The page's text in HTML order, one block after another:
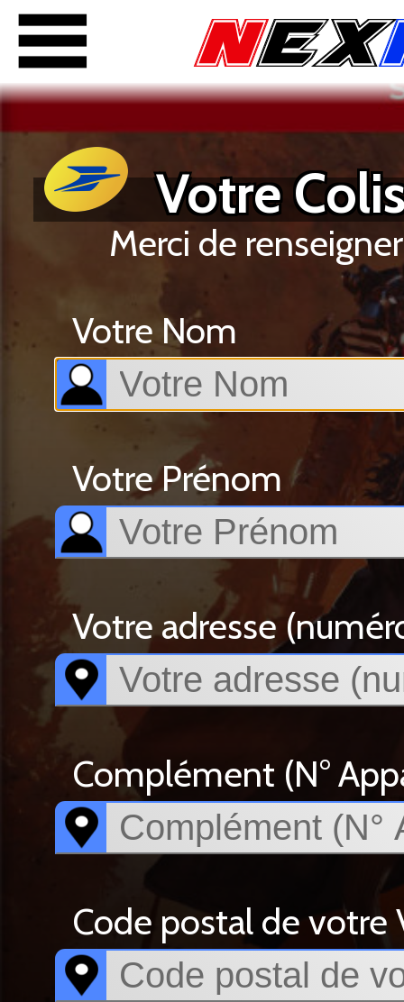
Votre
Merci de
Votre Nom
Votre Prénom
Votre adresse
Complément (N°
Code postal de votre